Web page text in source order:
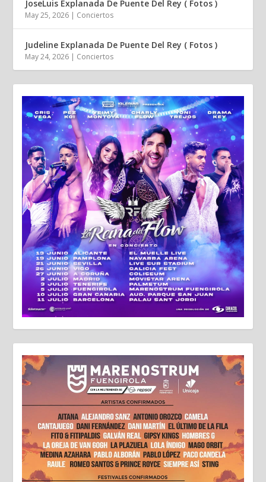
JoseLuis Explanada De Puente Del Rey ( Fotos )
May 25, 2026 | Conciertos
Judeline Explanada De Puente Del Rey ( Fotos )
May 24, 2026 | Conciertos